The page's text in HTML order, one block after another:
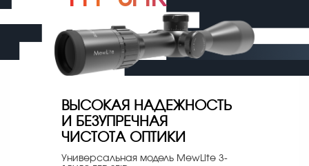
ВЫСОКАЯ НАДЕЖНОСТЬ
И БЕЗУПРЕЧНАЯ
ЧИСТОТА ОПТИКИ
Универсальная модель MewLite 3-